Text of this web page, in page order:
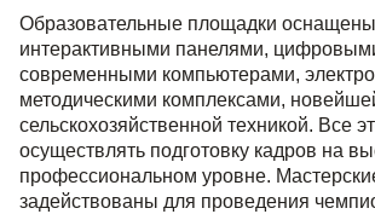
Образовательные площадки оснащены
интерактивными панелями,
современными компьютерами,
методическими комплексами,
сельскохозяйственной техникой. Все
осуществлять подготовку кадров на
профессиональном уровне.
задействованы для проведения